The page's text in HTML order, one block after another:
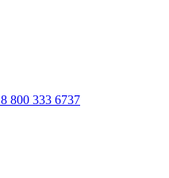
8 800 333 6737